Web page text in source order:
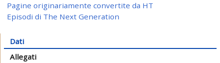
Pagine originariamente convertite da HT
Episodi di The Next Generation
Dati
Allegati